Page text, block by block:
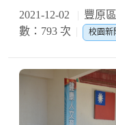
2021-12-02 豐原
數：793 次
校園新